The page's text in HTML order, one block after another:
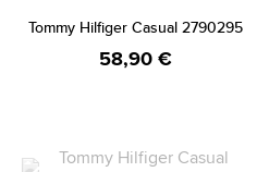
Tommy Hilfiger Casual 2790295
58,90 €